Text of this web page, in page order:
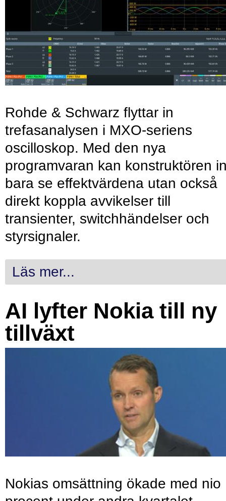
Rohde & Schwarz flyttar in
trefasanalysen i MXO-seriens
oscilloskop. Med den nya
programvaran kan konstruktören
bara se effektvärdena utan också
direkt koppla avvikelser till
transienter, switchhändelser och
styrsignaler.
Läs mer...
AI lyfter Nokia till ny
tillväxt
Nokias omsättning ökade med nio